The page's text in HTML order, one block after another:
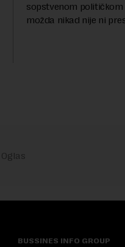
sopstvenom
možda nikad nije ni
BUSSINES INFO GROUP